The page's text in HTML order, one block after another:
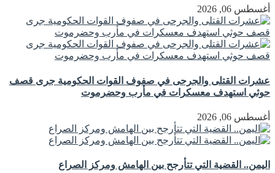
أغسطس 06, 2026
عشرات القتلى والجرحى في صفوف القوات الحكومية جرى قصف
حوثي استهدف معسكرات في مأرب وحضرموت
أغسطس 06, 2026
اليمن.. القضية التي تتأرجح بين الهامش ومركز الصراع